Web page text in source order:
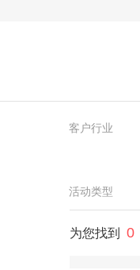
客户行业
活动类型
为您找到 0